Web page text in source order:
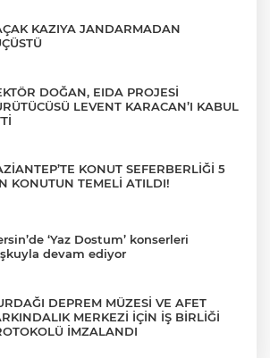
KAZIYA JANDARMADAN
DOĞAN, EIDA PROJESİ
LEVENT KARACAN’I KABUL
KONUT SEFERBERLİĞİ 5
KONUTUN TEMELİ ATILDI!
‘Yaz Dostum’ konserleri
devam ediyor
DEPREM MÜZESİ VE AFET
MERKEZİ İÇİN İŞ BİRLİĞİ
İMZALANDI